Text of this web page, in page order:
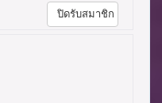
ปิดรับสมาชิก